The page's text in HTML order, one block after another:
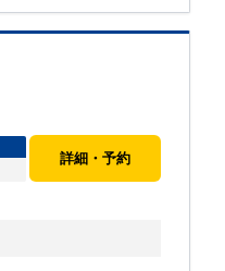
詳細・予約